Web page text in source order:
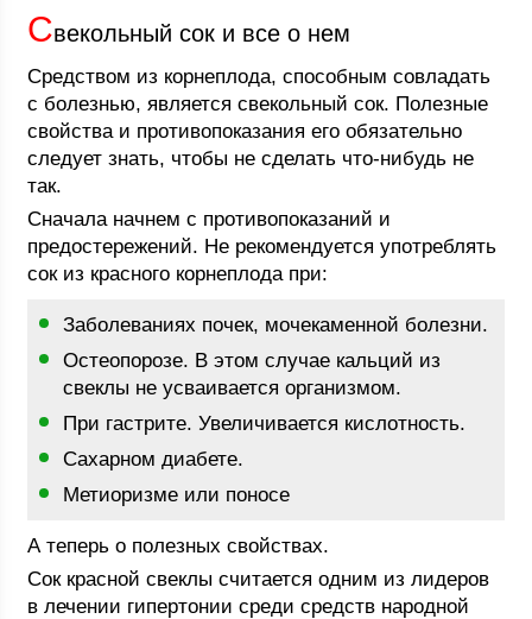
Свекольный сок и все о нем
Средством из корнеплода, способным совладать
с болезнью, является свекольный сок. Полезные
свойства и противопоказания его обязательно
следует знать, чтобы не сделать что-нибудь не
так.
Сначала начнем с противопоказаний и
предостережений. Не рекомендуется употреблять
сок из красного корнеплода при:
Заболеваниях почек, мочекаменной болезни.
Остеопорозе. В этом случае кальций из
свеклы не усваивается организмом.
При гастрите. Увеличивается кислотность.
Сахарном диабете.
Метиоризме или поносе
А теперь о полезных свойствах.
Сок красной свеклы считается одним из лидеров
в лечении гипертонии среди средств народной